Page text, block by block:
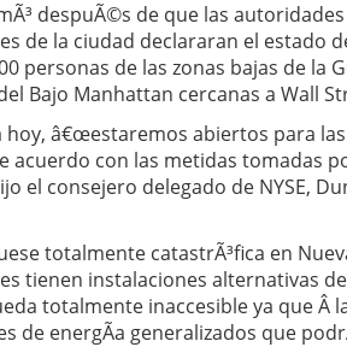
despuÃ©s de que las
de la ciudad declararan el estado
personas de las zonas bajas de la
Bajo Manhattan cercanas a Wall
hoy, â€œestaremos abiertos para
acuerdo con las metidas tomadas
el consejero delegado de NYSE,
totalmente catastrÃ³fica en
tienen instalaciones alternativas
totalmente inaccesible ya que Â
de energÃ­a generalizados que